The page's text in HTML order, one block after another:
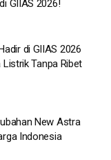
GIIAS 2026!
di GIIAS 2026
Tanpa Ribet
New Astra
Indonesia